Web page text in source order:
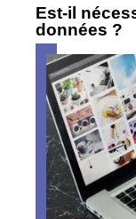
Est-il
données ?